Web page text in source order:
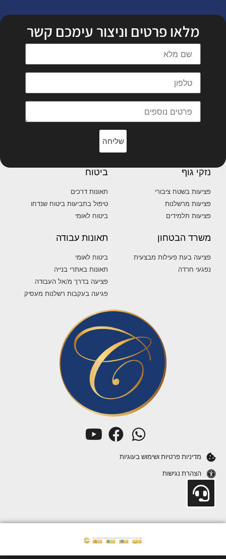
מלאו פרטים וניצור עימכם קשר
שליחה
נזקי גוף
פציעות בשטח ציבורי
פציעות מרשלנות
פציעות תלמידים
ביטוח
תאונות דרכים
טיפול בתביעות ביטוח שנדחו
ביטוח לאומי
משרד הבטחון
פציעה בעת פעילות מבצעית
נפגעי חרדה
תאונות עבודה
ביטוח לאומי
תאונות באתרי בנייה
פציעה בדרך מ/אל העבודה
פגיעה בעקבות רשלנות מעסיק
מדיניות פרטיות ושימוש בעוגיות
הצהרת נגישות